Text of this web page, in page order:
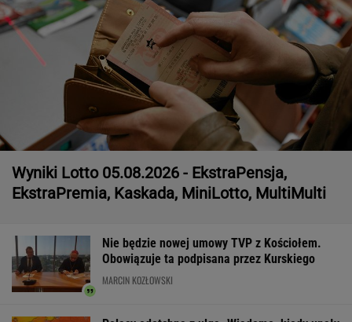
Wyniki Lotto 05.08.2026 - EkstraPensja,
EkstraPremia, Kaskada, MiniLotto, MultiMulti
Nie będzie nowej umowy TVP z Kościołem.
Obowiązuje ta podpisana przez Kurskiego
MARCIN KOZŁOWSKI